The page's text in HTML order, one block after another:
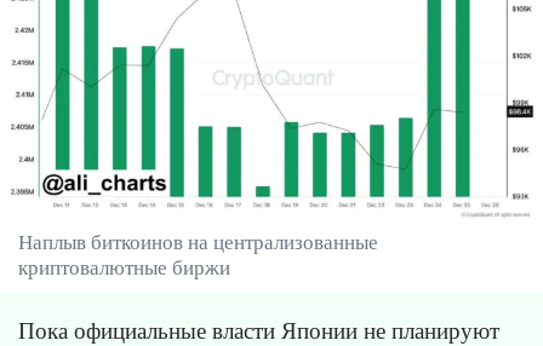
Наплыв биткоинов на централизованные
криптовалютные биржи
Пока официальные власти Японии не планируют